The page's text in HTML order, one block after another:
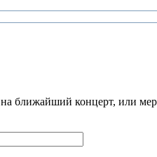
ближайший концерт, или